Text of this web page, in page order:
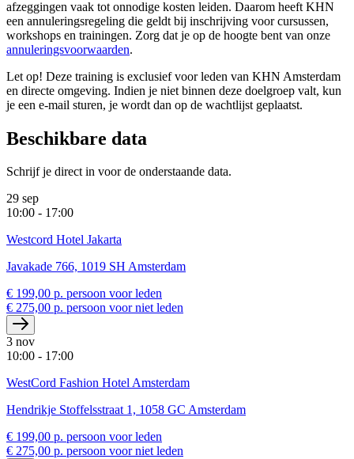
afzeggingen vaak tot onnodige kosten leiden. Daarom heeft KHN
een annuleringsregeling die geldt bij inschrijving voor cursussen,
workshops en trainingen. Zorg dat je op de hoogte bent van onze
annuleringsvoorwaarden.
Let op! Deze training is exclusief voor leden van KHN Amsterdam
en directe omgeving. Indien je niet binnen deze doelgroep valt, kun
je een e-mail sturen, je wordt dan op de wachtlijst geplaatst.
Beschikbare data
Schrijf je direct in voor de onderstaande data.
29 sep
10:00 - 17:00
Westcord Hotel Jakarta
Javakade 766, 1019 SH Amsterdam
€ 199,00 p. persoon voor leden
€ 275,00 p. persoon voor niet leden
3 nov
10:00 - 17:00
WestCord Fashion Hotel Amsterdam
Hendrikje Stoffelsstraat 1, 1058 GC Amsterdam
€ 199,00 p. persoon voor leden
€ 275,00 p. persoon voor niet leden